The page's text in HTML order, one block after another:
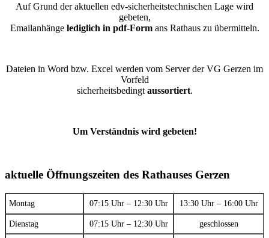
Auf Grund der aktuellen edv-sicherheitstechnischen Lage wird
gebeten,
Emailanhänge lediglich in pdf-Formans Rathaus zu übermitteln.
Dateien in Word bzw. Excel werden vom Server der VG Gerzen im
Vorfeld
sicherheitsbedingt aussortiert.
Um Verständnis wird gebeten!
aktuelle Öffnungszeiten des Rathauses Gerzen
Montag 07:15 Uhr – 12:30 Uhr 13:30 Uhr – 16:00 Uhr
Dienstag 07:15 Uhr – 12:30 Uhr geschlossen